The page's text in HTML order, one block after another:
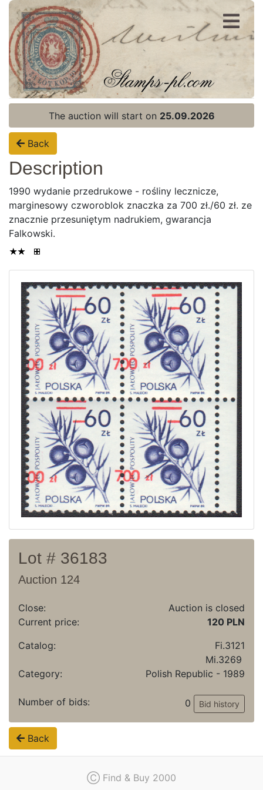
Register
Login
Home page
Current auction
Recent result
Archive
Regulation
Contact
The auction will start on 25.09.2026
Back
Description
1990 wydanie przedrukowe - rośliny lecznicze,
marginesowy czworoblok znaczka za 700 zł./60 zł. ze
znacznie przesuniętym nadrukiem, gwarancja
Falkowski.
Lot # 36183
Auction 124
Close:
Auction is closed
Current price:
120 PLN
Catalog:
Fi.3121
Mi.3269
Category:
Polish Republic - 1989
Number of bids: 0 Bid history
Back
Ⓒ Find & Buy 2000